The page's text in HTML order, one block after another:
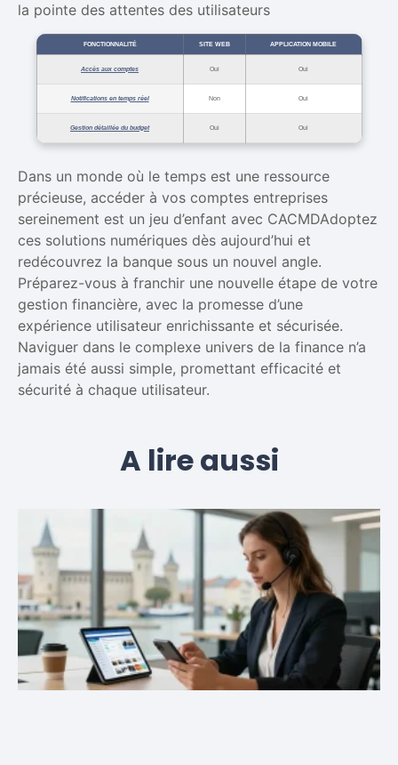
la pointe des attentes des utilisateurs
FONCTIONNALITÉ SITE WEB APPLICATION MOBILE
Accès aux comptes Oui Oui
Notifications en temps réel Non Oui
Gestion détaillée du budget Oui Oui
Dans un monde où le temps est une ressource
précieuse, accéder à vos comptes entreprises
sereinement est un jeu d’enfant avec CACMDAdoptez
ces solutions numériques dès aujourd’hui et
redécouvrez la banque sous un nouvel angle.
Préparez-vous à franchir une nouvelle étape de votre
gestion financière, avec la promesse d’une
expérience utilisateur enrichissante et sécurisée.
Naviguer dans le complexe univers de la finance n’a
jamais été aussi simple, promettant efficacité et
sécurité à chaque utilisateur.
A lire aussi